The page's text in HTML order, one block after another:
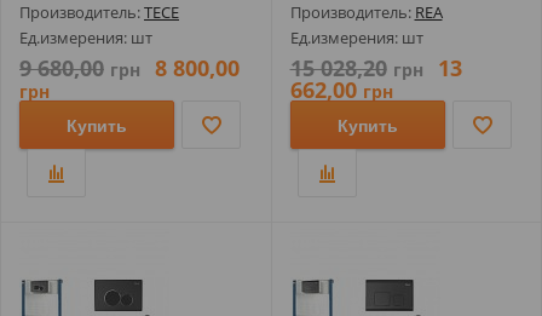
Производитель:TECE
Ед.измерения: шт
9 680,00 грн 8 800,00
грн
Купить
Производитель: REA
Ед.измерения: шт
15 028,20 грн 13
662,00 грн
Купить